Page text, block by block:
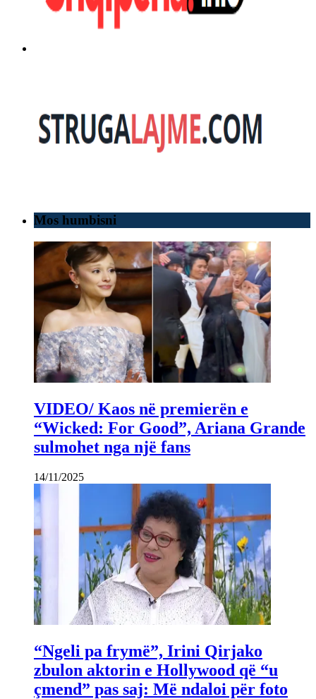
Mos humbisni
VIDEO/ Kaos në premierën e
“Wicked: For Good”, Ariana Grande
sulmohet nga një fans
14/11/2025
“Ngeli pa frymë”, Irini Qirjako
zbulon aktorin e Hollywood që “u
çmend” pas saj: Më ndaloi për foto